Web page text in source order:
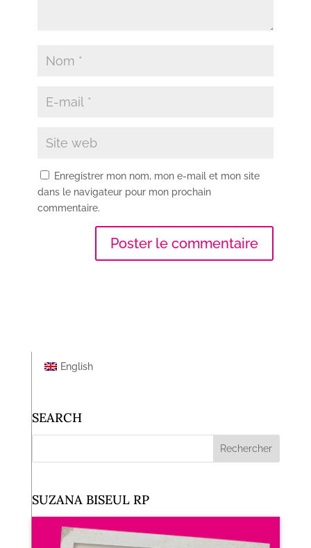
Enregistrer mon nom, mon e-mail et mon site
dans le navigateur pour mon prochain
commentaire.
English
SEARCH
SUZANA BISEUL RP